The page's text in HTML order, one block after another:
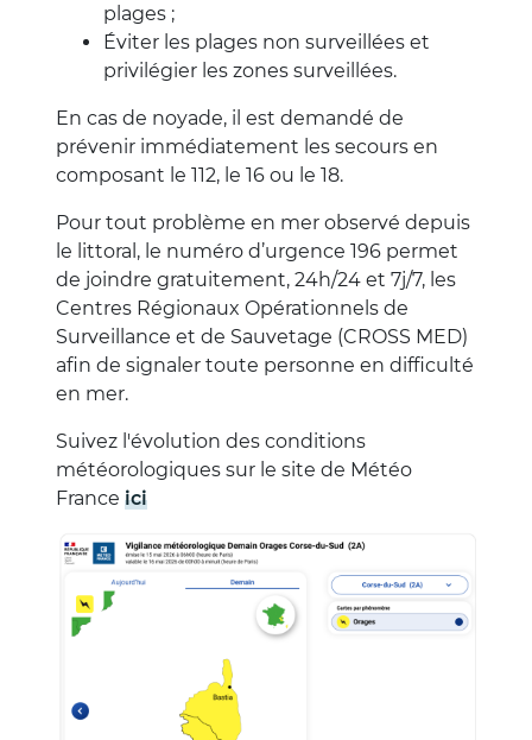
plages ;
Éviter les plages non surveillées et
privilégier les zones surveillées.
En cas de noyade, il est demandé de
prévenir immédiatement les secours en
composant le 112, le 16 ou le 18.
Pour tout problème en mer observé depuis
le littoral, le numéro d’urgence 196 permet
de joindre gratuitement, 24h/24 et 7j/7, les
Centres Régionaux Opérationnels de
Surveillance et de Sauvetage (CROSS MED)
afin de signaler toute personne en difficulté
en mer.
Suivez l'évolution des conditions
météorologiques sur le site de Météo
France ici
Image